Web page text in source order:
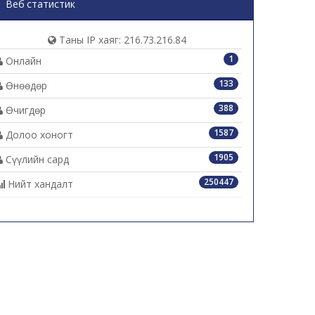
Веб статистик
Таны IP хаяг: 216.73.216.84
1
Онлайн
133
Өнөөдөр
388
Өчигдөр
1587
Долоо хоногт
1905
Сүүлийн сард
250447
Нийт хандалт